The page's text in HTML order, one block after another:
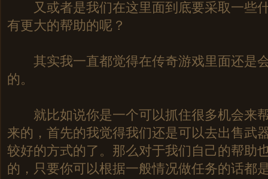
又或者是我们在这里面到底要采取一些
有更大的帮助的呢？
其实我一直都觉得在传奇游戏里面还是
的。
就比如说你是一个可以抓住很多机会来
来的，首先的我觉得我们还是可以去出售武
较好的方式的了。那么对于我们自己的帮助
的，只要你可以根据一般情况做任务的话都